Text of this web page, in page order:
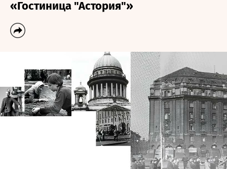
«Гостиница "Астория"»